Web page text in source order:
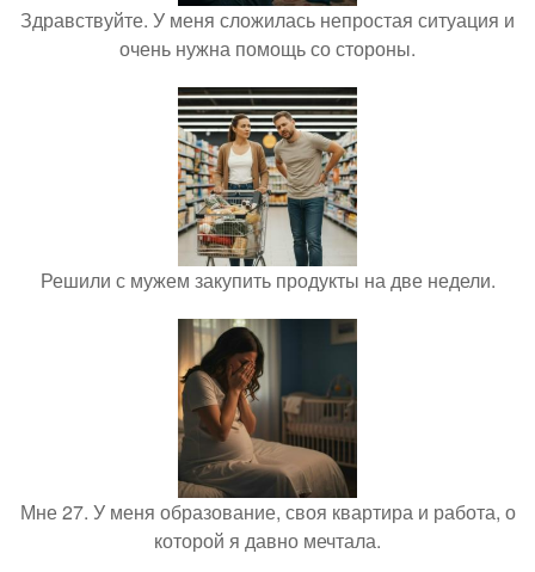
Здравствуйте. У меня сложилась непростая ситуация и
очень нужна помощь со стороны.
Решили с мужем закупить продукты на две недели.
Мне 27. У меня образование, своя квартира и работа, о
которой я давно мечтала.